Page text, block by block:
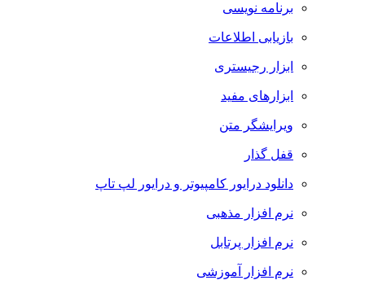
برنامه نویسی
بازیابی اطلاعات
ابزار رجیستری
ابزارهای مفید
ویرایشگر متن
قفل گذار
دانلود درایور کامپیوتر و درایور لپ تاپ
نرم افزار مذهبی
نرم افزار پرتابل
نرم افزار آموزشی